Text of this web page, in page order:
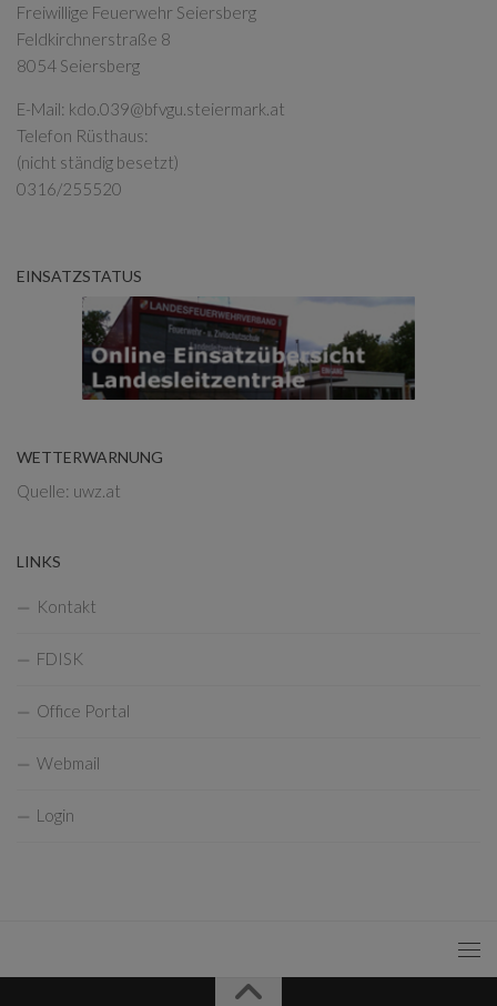
Freiwillige Feuerwehr Seiersberg
Feldkirchnerstraße 8
8054 Seiersberg
E-Mail: kdo.039@bfvgu.steiermark.at
Telefon Rüsthaus:
(nicht ständig besetzt)
0316/255520
EINSATZSTATUS
WETTERWARNUNG
Quelle: uwz.at
LINKS
Kontakt
FDISK
Office Portal
Webmail
Login